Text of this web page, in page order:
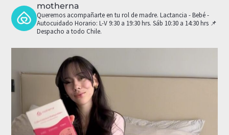
motherna
Queremos acompañarte en tu rol de madre. Lactancia - Bebé -
Autocuidado Horario: L-V 9:30 a 19:30 hrs. Sáb 10:30 a 14:30 hrs 📌
Despacho a todo Chile.